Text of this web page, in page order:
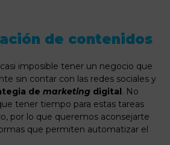
de contenidos
imposible tener un negocio que
sin contar con las redes sociales y
demarketing digital. No
tener tiempo para estas tareas
por lo que queremos aconsejarte
que permiten automatizar el